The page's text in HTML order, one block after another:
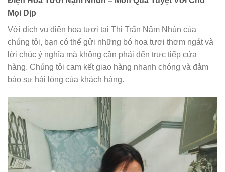
Mọi Dịp
Với dịch vụ điện hoa tươi tại Thị Trấn Nậm Nhùn của
chúng tôi, bạn có thể gửi những bó hoa tươi thơm ngát và
lời chúc ý nghĩa mà không cần phải đến trực tiếp cửa
hàng. Chúng tôi cam kết giao hàng nhanh chóng và đảm
bảo sự hài lòng của khách hàng.